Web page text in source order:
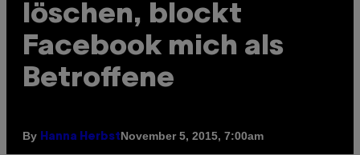
löschen, blockt
Facebook mich als
Betroffene
By Hanna HerbstNovember 5, 2015, 7:00am